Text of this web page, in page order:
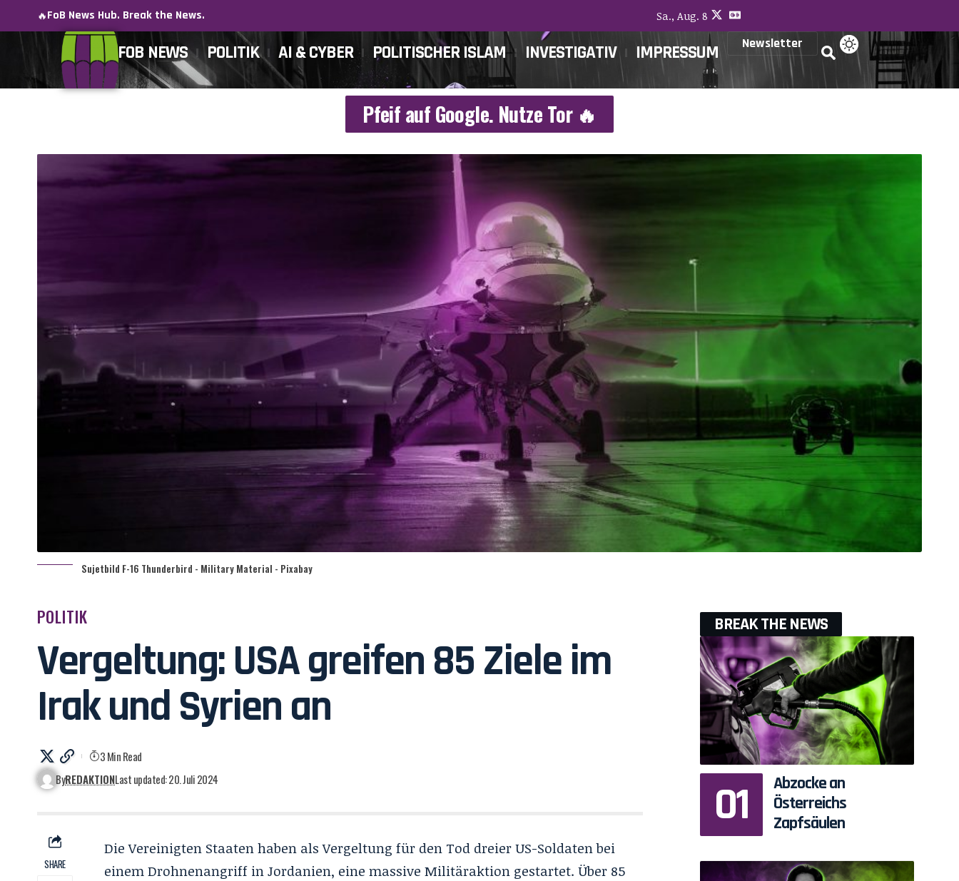
🔥FoB News Hub. Break the News. Sa., Aug. 8
FOB NEWS POLITIK AI & CYBER POLITISCHER ISLAM INVESTIGATIV IMPRESSUM Newsletter
Pfeif auf Google. Nutze Tor 🔥
Sujetbild F-16 Thunderbird - Military Material - Pixabay
POLITIK
Vergeltung: USA greifen 85 Ziele im
Irak und Syrien an
ByREDAKTIONLast updated: 20. Juli 2024
3 Min Read
SHARE
Die Vereinigten Staaten haben als Vergeltung für den Tod dreier US-Soldaten bei
einem Drohnenangriff in Jordanien, eine massive Militäraktion gestartet. Über 85
BREAK THE NEWS
Abzocke an
Österreichs
Zapfsäulen